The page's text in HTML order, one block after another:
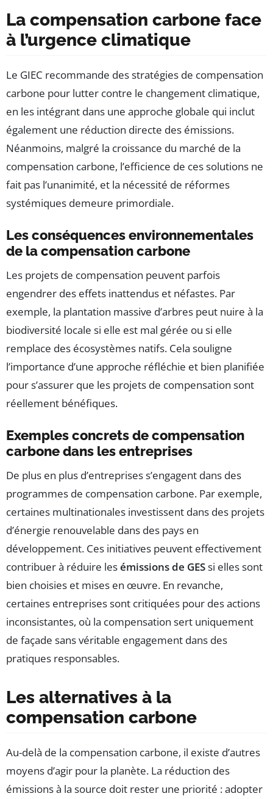
La compensation carbone face
à l’urgence climatique
Le GIEC recommande des stratégies de compensation
carbone pour lutter contre le changement climatique,
en les intégrant dans une approche globale qui inclut
également une réduction directe des émissions.
Néanmoins, malgré la croissance du marché de la
compensation carbone, l’efficience de ces solutions ne
fait pas l’unanimité, et la nécessité de réformes
systémiques demeure primordiale.
Les conséquences environnementales
de la compensation carbone
Les projets de compensation peuvent parfois
engendrer des effets inattendus et néfastes. Par
exemple, la plantation massive d’arbres peut nuire à la
biodiversité locale si elle est mal gérée ou si elle
remplace des écosystèmes natifs. Cela souligne
l’importance d’une approche réfléchie et bien planifiée
pour s’assurer que les projets de compensation sont
réellement bénéfiques.
Exemples concrets de compensation
carbone dans les entreprises
De plus en plus d’entreprises s’engagent dans des
programmes de compensation carbone. Par exemple,
certaines multinationales investissent dans des projets
d’énergie renouvelable dans des pays en
développement. Ces initiatives peuvent effectivement
contribuer à réduire lesémissions de GESsi elles sont
bien choisies et mises en œuvre. En revanche,
certaines entreprises sont critiquées pour des actions
inconsistantes, où la compensation sert uniquement
de façade sans véritable engagement dans des
pratiques responsables.
Les alternatives à la
compensation carbone
Au-delà de la compensation carbone, il existe d’autres
moyens d’agir pour la planète. La réduction des
émissions à la source doit rester une priorité : adopter